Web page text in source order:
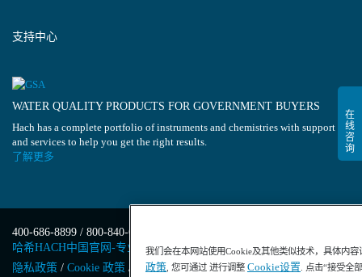
支持中心
WATER QUALITY PRODUCTS FOR GOVERNMENT BUYERS
Hach has a complete portfolio of instruments and chemistries with support
and services to help you get the right results.
了解更多
400-686-8899 / 800-840-6026
哈希HACH中国官网-专业水质分析仪器
隐私政策 / Cookie 政策 / Cookie 设置/沪ICP备13034148号-4/
我们会在本网站使用Cookie及其他类似技术，具体内
政策, 您可通过 进行调整 Cookie设置. 点击“接受全